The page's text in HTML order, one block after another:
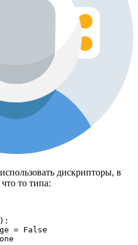
дискрипторы, в
то типа:
= False